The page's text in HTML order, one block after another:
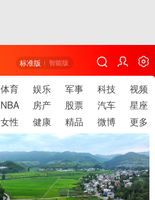
标准版 智能版
体育 娱乐 军事 科技
视频
NBA 房产 股票 汽车
星座
女性 健康 精品 微博 更多